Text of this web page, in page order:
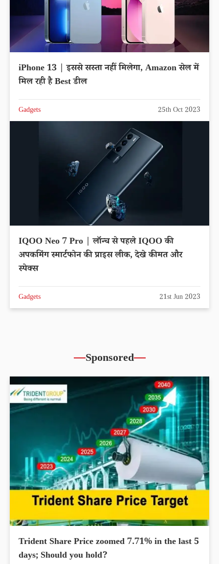
iPhone 13 | इससे सस्ता नहीं मिलेगा, Amazon सेल में
मिल रही है Best डील
Gadgets 25th Oct 2023
IQOO Neo 7 Pro | लॉन्च से पहले IQOO की
अपकमिंग स्मार्टफोन की प्राइस लीक, देखे कीमत और
स्पेक्स
Gadgets 21st Jun 2023
Sponsored
Trident Share Price zoomed 7.71% in the last 5
days; Should you hold?